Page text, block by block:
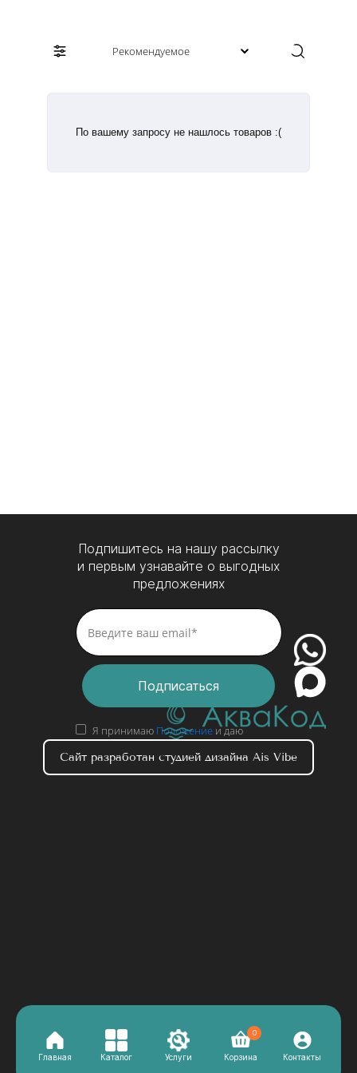
По вашему запросу не нашлось товаров :(
Подпишитесь на нашу рассылку
и первым узнавайте о выгодных
предложениях
Подписаться
Я принимаю Положениеи даю
Согласиена обработку персональных
данных.
Сайт разработан студией дизайна Ais Vibe
Главная Каталог Услуги Корзина
0
Контакты